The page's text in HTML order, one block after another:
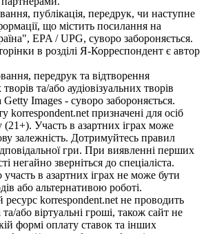
публікація, передрук, чи наступне
що містить посилання на
EPA / UPG, суворо забороняється.
в розділі Я-Корреспондент є автор
передрук та відтворення
та/або аудіовізуальних творів
Images - суворо забороняється.
korrespondent.net призначені для осіб
(21+). Участь в азартних іграх може
залежність. Дотримуйтесь правил
гри. При виявленні перших
негайно зверніться до спеціаліста.
в азартних іграх не може бути
або альтернативою роботі.
ресурс korrespondent.net не проводить
та/або віртуальні гроші, також сайт не
формі оплату ставок та інших